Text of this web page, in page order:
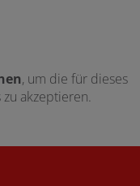
, um die für dieses
akzeptieren.